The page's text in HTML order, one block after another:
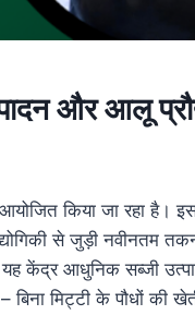
और आलू
किया जा रहा है।
से जुड़ी नवीनतम
केंद्र आधुनिक सब्जी
– बिना मिट्टी के पौधों की